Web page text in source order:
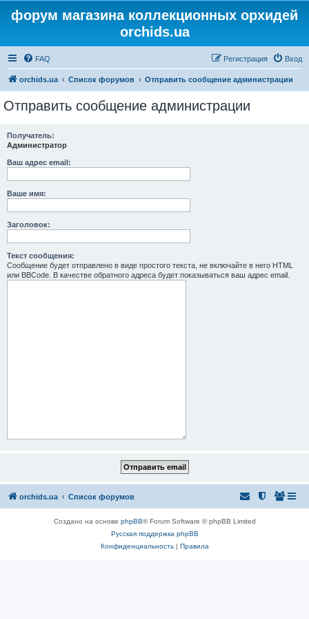
форум магазина коллекционных орхидей
orchids.ua
FAQ Вход
Регистрация
orchids.ua Список форумов Отправить сообщение администрации
Отправить сообщение администрации
Получатель:
Администратор
Ваш адрес email:
Ваше имя:
Заголовок:
Текст сообщения:
Сообщение будет отправлено в виде простого текста, не включайте в него HTML
или BBCode. В качестве обратного адреса будет показываться ваш адрес email.
orchids.ua Список форумов
Создано на основе phpBB® Forum Software © phpBB Limited
Русская поддержка phpBB
Конфиденциальность| Правила